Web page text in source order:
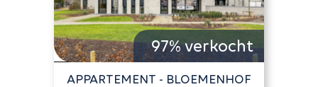
97% verkocht
APPARTEMENT - BLOEMENHOF